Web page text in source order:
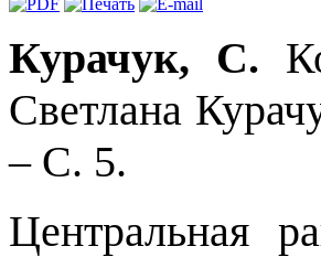
Курачук, С.
Светлана
– С. 5.
Центральная